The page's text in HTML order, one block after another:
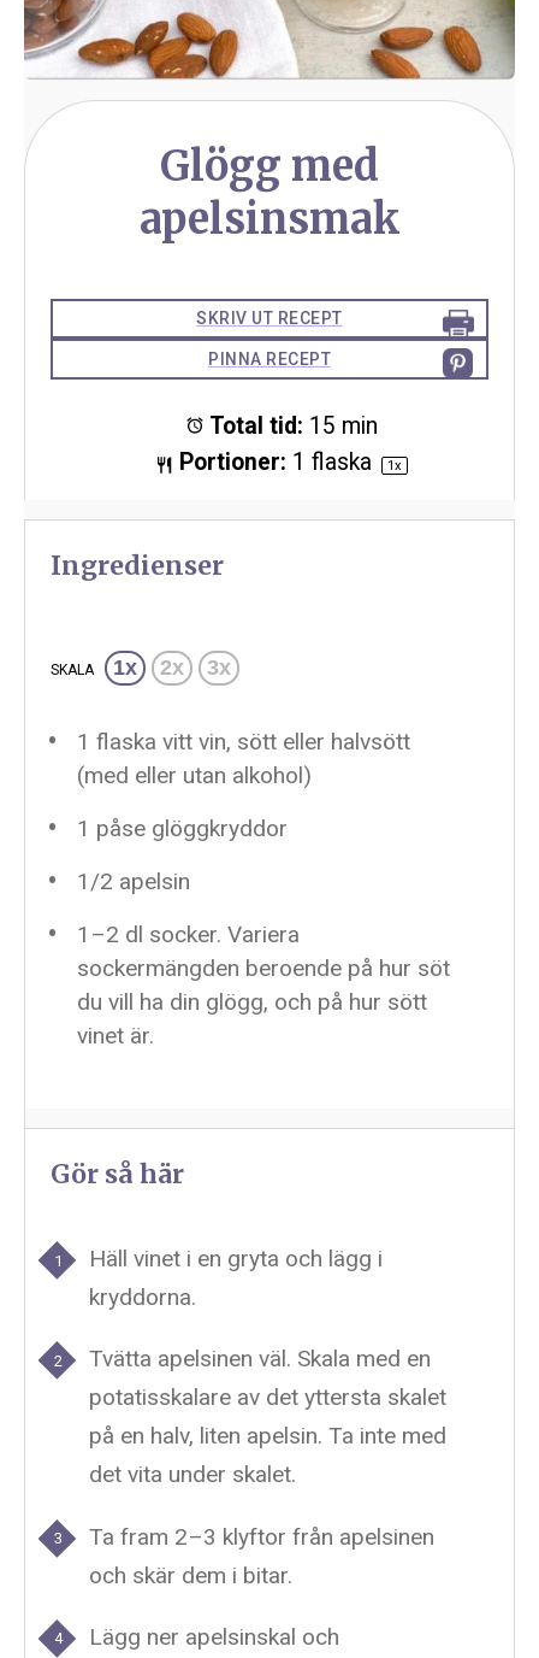
Glögg med
apelsinsmak
SKRIV UT RECEPT
PINNA RECEPT
Total tid: 15 min
Portioner: 1 flaska 1x
Ingredienser
SKALA 1x 2x 3x
1 flaska vitt vin, sött eller halvsött
(med eller utan alkohol)
1 påse glöggkryddor
1/2 apelsin
1 –2 dl socker. Variera
sockermängden beroende på hur söt
du vill ha din glögg, och på hur sött
vinet är.
Gör så här
Häll vinet i en gryta och lägg i
kryddorna.
Tvätta apelsinen väl. Skala med en
potatisskalare av det yttersta skalet
på en halv, liten apelsin. Ta inte med
det vita under skalet.
Ta fram 2–3 klyftor från apelsinen
och skär dem i bitar.
Lägg ner apelsinskal och